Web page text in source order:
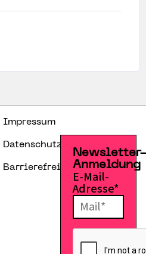
Impressum
Datenschutzerklärung
Barrierefreiheitserklärung
Anmeldung
E-Mail-
Adresse*